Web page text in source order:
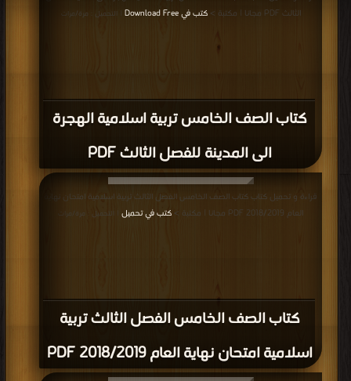
كتاب الصف الخامس تربية اسلامية الهجرة
الى المدينة للفصل الثالث PDF
الثالث PDF مجانا | مكتبة >
كتب في Download Free | التحميل : مرة/مرات
كتاب الصف الخامس الفصل الثالث تربية
اسلامية امتحان نهاية العام 2018/2019 PDF
قراءة و تحميل كتاب كتاب الصف الخامس الفصل الثالث تربية اسلامية امتحان نهاية
العام 2018/2019 PDF مجانا | مكتبة >
كتب في تحميل | التحميل : مرة/مرات